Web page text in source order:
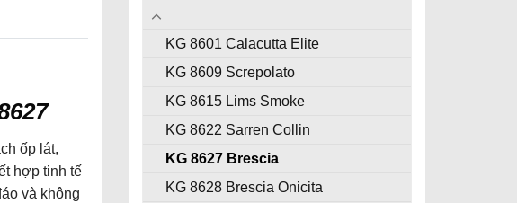
KG 8601 Calacutta Elite
KG 8609 Screpolato
KG 8615 Lims Smoke
KG 8622 Sarren Collin
KG 8627 Brescia
KG 8628 Brescia Onicita
ốp lát,
hợp tinh tế
và không